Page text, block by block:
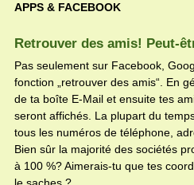
APPS & FACEBOOK
Retrouver des amis! Peut-
Pas seulement sur Facebook,
fonction „retrouver des amis“. En
de ta boîte E-Mail et ensuite tes
seront affichés. La plupart du
tous les numéros de téléphone,
Bien sûr la majorité des sociétés
à 100 %? Aimerais-tu que tes